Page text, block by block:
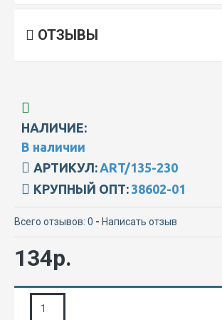
ОТЗЫВЫ
НАЛИЧИЕ:
В наличии
АРТИКУЛ: ART/135-230
КРУПНЫЙ ОПТ: 38602-01
Всего отзывов: 0 - Написать отзыв
134р.